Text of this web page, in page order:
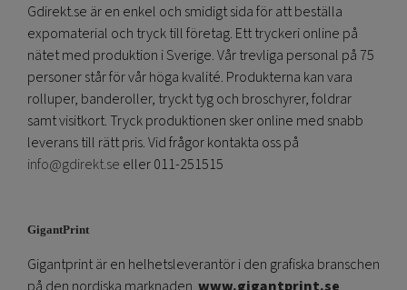
Gdirekt.se är en enkel och smidigt sida för att beställa
expomaterial och tryck till företag. Ett tryckeri online på
nätet med produktion i Sverige. Vår trevliga personal på 75
personer står för vår höga kvalité. Produkterna kan vara
rolluper, banderoller, tryckt tyg och broschyrer, foldrar
samt visitkort. Tryck produktionen sker online med snabb
leverans till rätt pris. Vid frågor kontakta oss på
info@gdirekt.se eller 011-251515
GigantPrint
Gigantprint är en helhetsleverantör i den grafiska branschen